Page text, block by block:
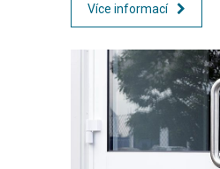
Více informací